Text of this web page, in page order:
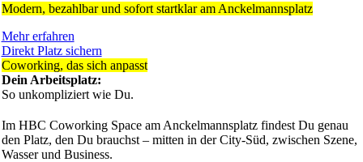
Modern, bezahlbar und sofort startklar am Anckelmannsplatz
Mehr erfahren
Direkt Platz sichern
Coworking, das sich anpasst
Dein Arbeitsplatz:
So unkompliziert wie Du.
Im HBC Coworking Space am Anckelmannsplatz findest Du genau
den Platz, den Du brauchst – mitten in der City-Süd, zwischen Szene,
Wasser und Business.